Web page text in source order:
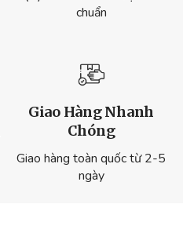
chuẩn
Giao Hàng Nhanh
Chóng
Giao hàng toàn quốc từ 2-5
ngày